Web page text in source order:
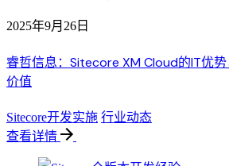
2025年9月26日
睿哲信息：Sitecore XM Cloud的IT优
价值
Sitecore开发实施 行业动态
查看详情